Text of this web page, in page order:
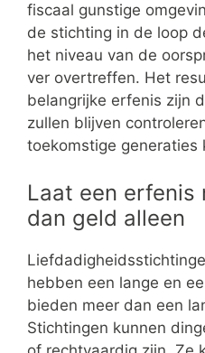
fiscaal gunstige
de stichting in de loop
het niveau van de
ver overtreffen. Het
belangrijke erfenis zijn
zullen blijven
toekomstige generaties
Laat een erfenis
dan geld alleen
hebben een lange en
bieden meer dan een
Stichtingen kunnen